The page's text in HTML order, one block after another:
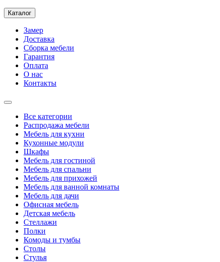
Каталог
Замер
Доставка
Сборка мебели
Гарантия
Оплата
О нас
Контакты
Все категории
Распродажа мебели
Мебель для кухни
Кухонные модули
Шкафы
Мебель для гостиной
Мебель для спальни
Мебель для прихожей
Мебель для ванной комнаты
Мебель для дачи
Офисная мебель
Детская мебель
Стеллажи
Полки
Комоды и тумбы
Столы
Стулья